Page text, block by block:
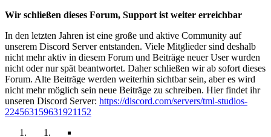
Wir schließen dieses Forum, Support ist weiter erreichbar
In den letzten Jahren ist eine große und aktive Community auf
unserem Discord Server entstanden. Viele Mitglieder sind deshalb
nicht mehr aktiv in diesem Forum und Beiträge neuer User wurden
nicht oder nur spät beantwortet. Daher schließen wir ab sofort dieses
Forum. Alte Beiträge werden weiterhin sichtbar sein, aber es wird
nicht mehr möglich sein neue Beiträge zu schreiben. Hier findet ihr
unseren Discord Server: https://discord.com/servers/tml-studios-
224563159631921152